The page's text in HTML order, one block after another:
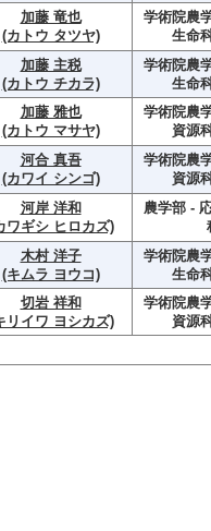
加藤 竜也
(カトウ タツヤ)
学術院農
生命
加藤 主税
(カトウ チカラ)
学術院農
生命
加藤 雅也
(カトウ マサヤ)
学術院農
資源
河合 真吾
(カワイ シンゴ)
学術院農
資源
河岸 洋和
ワギシ ヒロカズ)
農学部 -
木村 洋子
(キムラ ヨウコ)
学術院農
生命
切岩 祥和
リイワ ヨシカズ)
学術院農
資源